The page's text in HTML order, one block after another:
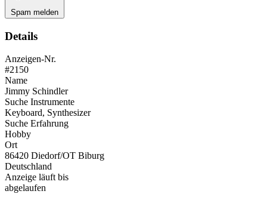
Spam melden
Details
Anzeigen-Nr.
#2150
Name
Jimmy Schindler
Suche Instrumente
Keyboard, Synthesizer
Suche Erfahrung
Hobby
Ort
86420 Diedorf/OT Biburg
Deutschland
Anzeige läuft bis
abgelaufen